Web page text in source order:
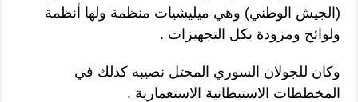
(الجيش الوطني) وهي ميليشيات منظمة ولها أنظمة
ولوائح ومزودة بكل التجهيزات .
وكان للجولان السوري المحتل نصيبه كذلك في
المخططات الاستيطانية الاستعمارية .